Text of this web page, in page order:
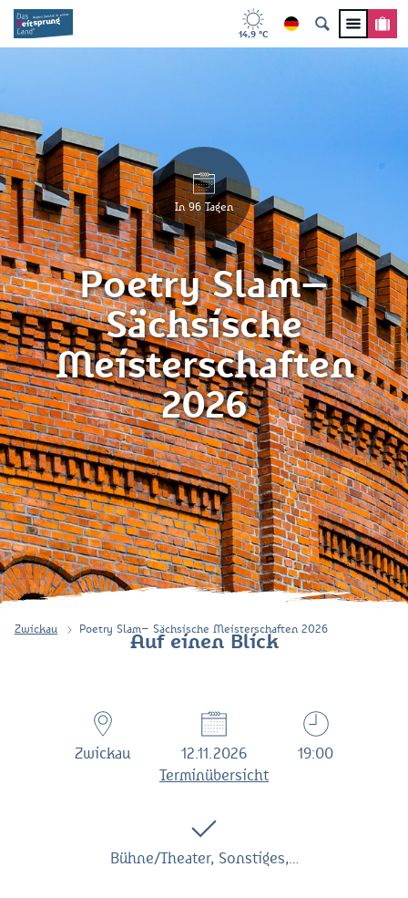
14,9 °C
In 96 Tagen
Poetry Slam–
Sächsische
Meisterschaften
2026
Zwickau Poetry Slam– Sächsische Meisterschaften 2026
Auf einen Blick
Zwickau
12.11.2026
Terminübersicht
19:00
Bühne/Theater, Sonstiges,…